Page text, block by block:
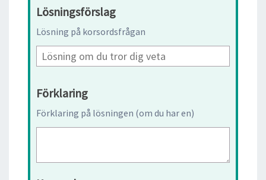
Lösningsförslag
Lösning på korsordsfrågan
Förklaring
Förklaring på lösningen (om du har en)